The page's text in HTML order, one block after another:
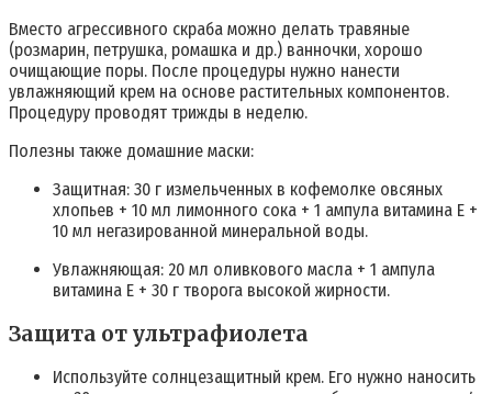
Вместо агрессивного скраба можно делать травяные
(розмарин, петрушка, ромашка и др.) ванночки, хорошо
очищающие поры. После процедуры нужно нанести
увлажняющий крем на основе растительных компонентов.
Процедуру проводят трижды в неделю.
Полезны также домашние маски:
Защитная: 30 г измельченных в кофемолке овсяных
хлопьев + 10 мл лимонного сока + 1 ампула витамина Е +
10 мл негазированной минеральной воды.
Увлажняющая: 20 мл оливкового масла + 1 ампула
витамина Е + 30 г творога высокой жирности.
Защита от ультрафиолета
Используйте солнцезащитный крем. Его нужно наносить